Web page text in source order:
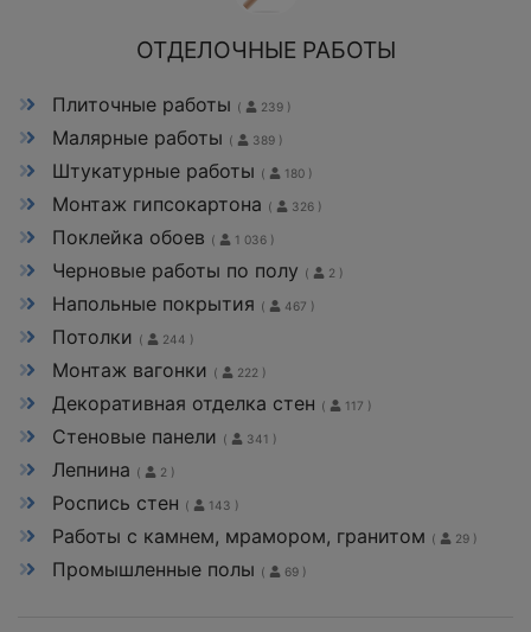
ОТДЕЛОЧНЫЕ РАБОТЫ
Плиточные работы ( 239 )
Малярные работы ( 389 )
Штукатурные работы ( 180 )
Монтаж гипсокартона ( 326 )
Поклейка обоев ( 1 036 )
Черновые работы по полу ( 2 )
Напольные покрытия ( 467 )
Потолки ( 244 )
Монтаж вагонки ( 222 )
Декоративная отделка стен ( 117 )
Стеновые панели ( 341 )
Лепнина ( 2 )
Роспись стен ( 143 )
Работы с камнем, мрамором, гранитом ( 29 )
Промышленные полы ( 69 )